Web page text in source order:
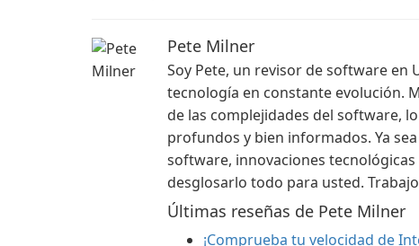
Pete Milner
Soy Pete, un revisor de software en
tecnología en constante evolución.
de las complejidades del software,
profundos y bien informados. Ya
software, innovaciones
desglosarlo todo para usted.
Últimas reseñas de Pete Milner
¡Comprueba tu velocidad de